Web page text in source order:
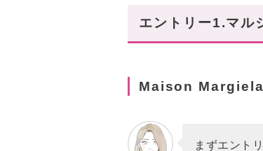
エントリー1.マ
Maison
まずエント